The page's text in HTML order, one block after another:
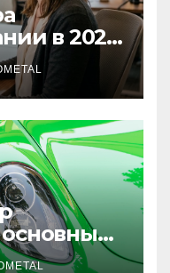
в 2026
и
о